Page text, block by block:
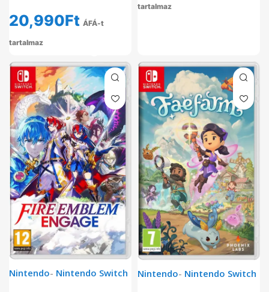
20,990Ft ÁFÁ-t
tartalmaz
tartalmaz
Nintendo- Nintendo Switch Nintendo- Nintendo Switch